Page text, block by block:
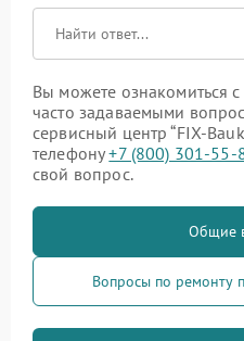
Вы можете ознакомиться
часто задаваемыми
сервисный центр “FIX-
телефону+7 (800) 301-55-
свой вопрос.
Общие
Вопросы по ремонту